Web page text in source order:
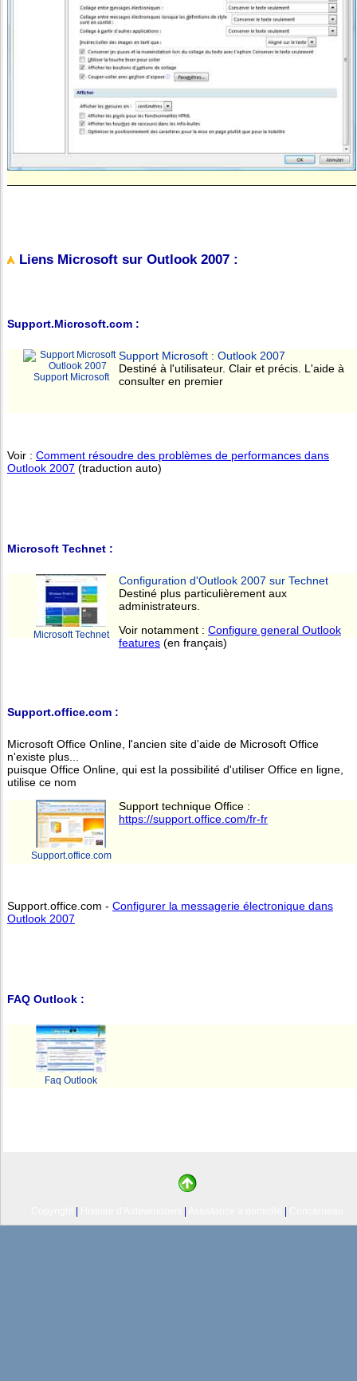
Liens Microsoft sur Outlook 2007 :
Support.Microsoft.com :
Support Microsoft
Support Microsoft : Outlook 2007
Destiné à l'utilisateur. Clair et précis. L'aide à
consulter en premier
Voir : Comment résoudre des problèmes de performances dans
Outlook 2007 (traduction auto)
Microsoft Technet :
Microsoft Technet
Configuration d'Outlook 2007 sur Technet
Destiné plus particulièrement aux
administrateurs.
Voir notamment : Configure general Outlook
features (en français)
Support.office.com :
Microsoft Office Online, l'ancien site d'aide de Microsoft Office
n'existe plus...
puisque Office Online, qui est la possibilité d'utiliser Office en ligne,
utilise ce nom
Support.office.com
Support technique Office :
https://support.office.com/fr-fr
Support.office.com - Configurer la messagerie électronique dans
Outlook 2007
FAQ Outlook :
Faq Outlook